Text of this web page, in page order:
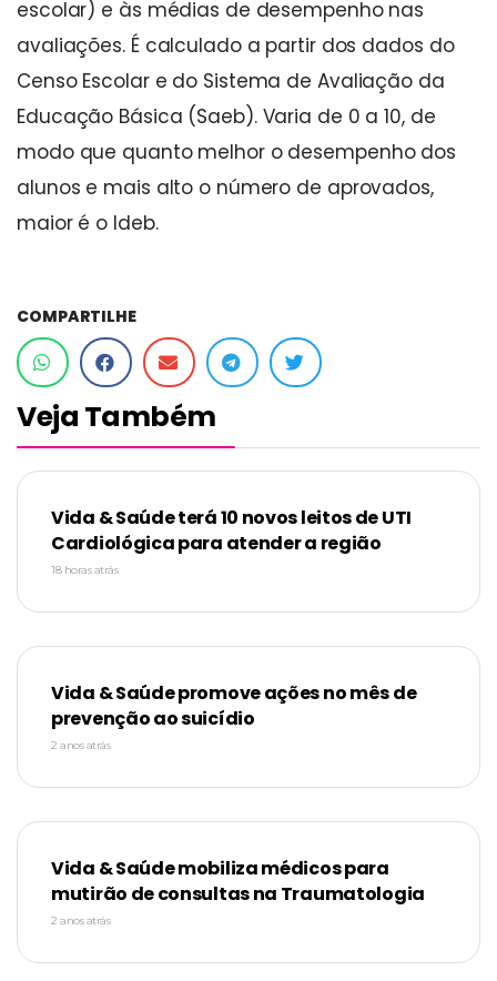
escolar) e às médias de desempenho nas
avaliações. É calculado a partir dos dados do
Censo Escolar e do Sistema de Avaliação da
Educação Básica (Saeb). Varia de 0 a 10, de
modo que quanto melhor o desempenho dos
alunos e mais alto o número de aprovados,
maior é o Ideb.
COMPARTILHE
Veja Também
Vida & Saúde terá 10 novos leitos de UTI
Cardiológica para atender a região
18 horas atrás
Vida & Saúde promove ações no mês de
prevenção ao suicídio
2 anos atrás
Vida & Saúde mobiliza médicos para
mutirão de consultas na Traumatologia
2 anos atrás